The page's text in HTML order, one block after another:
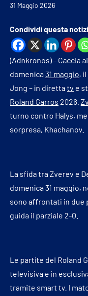
31 Maggio 2026
Condividi questa
(Adnkronos) – Cacciaai
domenica31 maggio,
Jong – in direttatv e
Roland Garros 2026.
turno contro Halys,
sorpresa, Khachanov.
La sfida tra Zverev e
domenica 31 maggio,
sono affrontati in due
guida il parziale 2-0.
Le partite del Roland
televisiva e in
tramite smart tv. I